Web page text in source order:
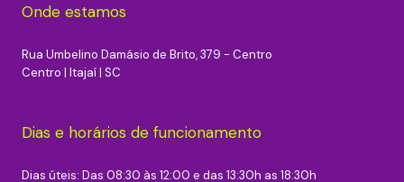
Onde estamos
Rua Umbelino Damásio de Brito, 379 - Centro
Centro | Itajaí | SC
Dias e horários de funcionamento
Dias úteis: Das 08:30 às 12:00 e das 13:30h as 18:30h